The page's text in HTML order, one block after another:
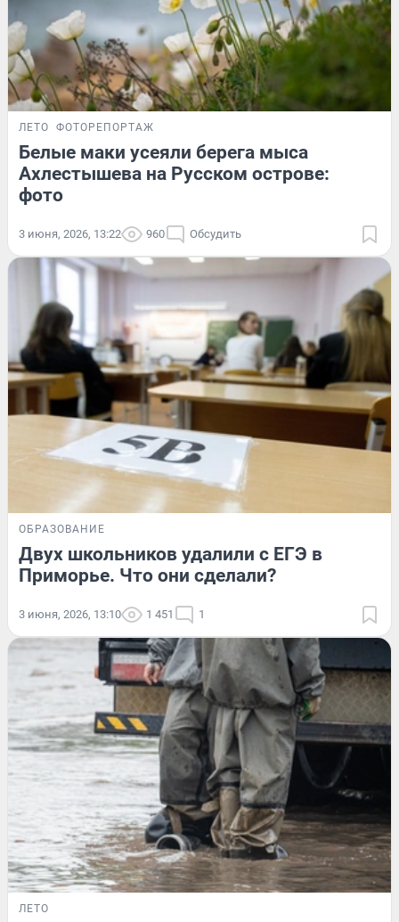
ЛЕТО ФОТОРЕПОРТАЖ
Белые маки усеяли берега мыса
Ахлестышева на Русском острове:
фото
3 июня, 2026, 13:22 960 Обсудить
ОБРАЗОВАНИЕ
Двух школьников удалили с ЕГЭ в
Приморье. Что они сделали?
3 июня, 2026, 13:10 1 451 1
ЛЕТО